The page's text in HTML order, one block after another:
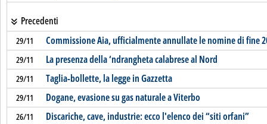
Precedenti
29/11 Commissione Aia, ufficialmente annullate le nomine di fine
29/11 La presenza della ‘ndrangheta calabrese al Nord
29/11 Taglia-bollette, la legge in Gazzetta
29/11 Dogane, evasione su gas naturale a Viterbo
26/11 Discariche, cave, industrie: ecco l'elenco dei “siti orfani”